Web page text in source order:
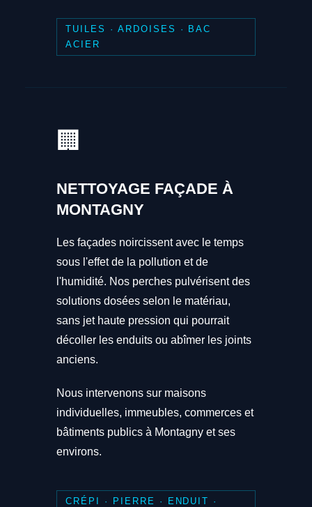
TUILES · ARDOISES · BAC
ACIER
🏢
NETTOYAGE FAÇADE À
MONTAGNY
Les façades noircissent avec le temps
sous l'effet de la pollution et de
l'humidité. Nos perches pulvérisent des
solutions dosées selon le matériau,
sans jet haute pression qui pourrait
décoller les enduits ou abîmer les joints
anciens.
Nous intervenons sur maisons
individuelles, immeubles, commerces et
bâtiments publics à Montagny et ses
environs.
CRÉPI · PIERRE · ENDUIT ·